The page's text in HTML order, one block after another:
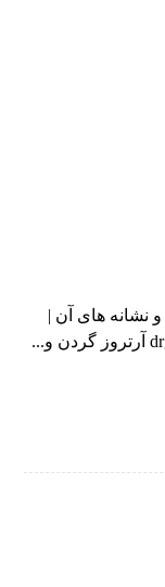
و نشانه های آن |
فیزیوتراپی دراصفهان | دکتر قولنج،drgholenj آرتروز گردن و...